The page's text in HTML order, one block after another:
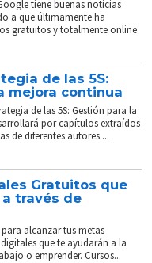
tiene buenas noticias
a que últimamente ha
gratuitos y totalmente online
de las 5S:
mejora continua
de las 5S: Gestión para la
por capítulos extraídos
de diferentes autores....
Gratuitos que
través de
alcanzar tus metas
que te ayudarán a la
o emprender. Cursos...